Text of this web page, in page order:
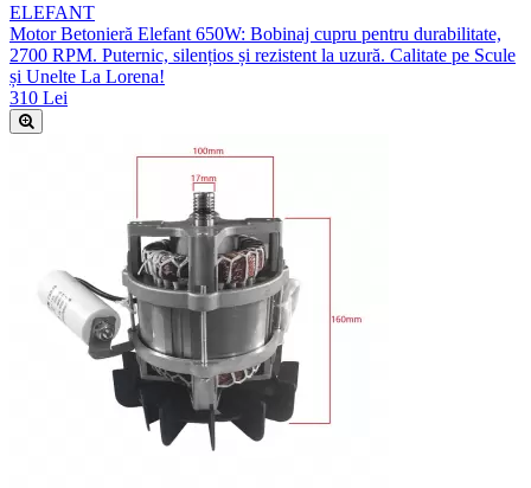
ELEFANT
Motor Betonieră Elefant 650W: Bobinaj cupru pentru durabilitate,
2700 RPM. Puternic, silențios și rezistent la uzură. Calitate pe Scule
și Unelte La Lorena!
310 Lei